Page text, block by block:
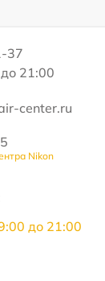
37
21:00
center.ru
Nikon
до 21:00